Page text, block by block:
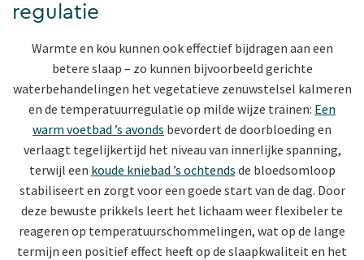
regulatie
Warmte en kou kunnen ook effectief bijdragen aan een
betere slaap – zo kunnen bijvoorbeeld gerichte
waterbehandelingen het vegetatieve zenuwstelsel kalmeren
en de temperatuurregulatie op milde wijze trainen: Een
warm voetbad ’s avonds bevordert de doorbloeding en
verlaagt tegelijkertijd het niveau van innerlijke spanning,
terwijl een koude kniebad ’s ochtends de bloedsomloop
stabiliseert en zorgt voor een goede start van de dag. Door
deze bewuste prikkels leert het lichaam weer flexibeler te
reageren op temperatuurschommelingen, wat op de lange
termijn een positief effect heeft op de slaapkwaliteit en het